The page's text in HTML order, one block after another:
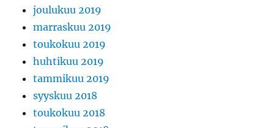
joulukuu 2019
marraskuu 2019
toukokuu 2019
huhtikuu 2019
tammikuu 2019
syyskuu 2018
toukokuu 2018